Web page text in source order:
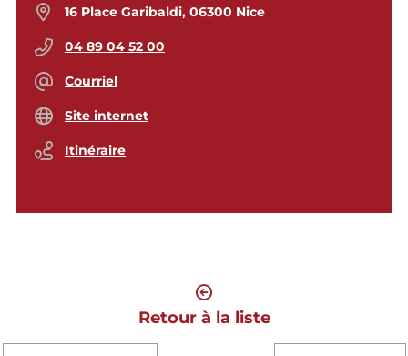
16 Place Garibaldi, 06300 Nice
04 89 04 52 00
Courriel
Site internet
Itinéraire
Retour à la liste